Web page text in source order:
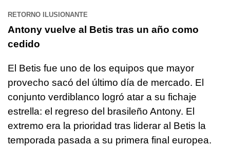
RETORNO ILUSIONANTE
Antony vuelve al Betis tras un año como
cedido
El Betis fue uno de los equipos que mayor
provecho sacó del último día de mercado. El
conjunto verdiblanco logró atar a su fichaje
estrella: el regreso del brasileño Antony. El
extremo era la prioridad tras liderar al Betis la
temporada pasada a su primera final europea.